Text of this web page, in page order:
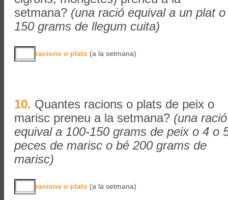
setmana? (una ració equival a un plat o
150 grams de llegum cuita)
racions o plats (a la setmana)
10. Quantes racions o plats de peix o
marisc preneu a la setmana? (una ració
equival a 100-150 grams de peix o 4 o
peces de marisc o bé 200 grams de
marisc)
racions o plats (a la setmana)